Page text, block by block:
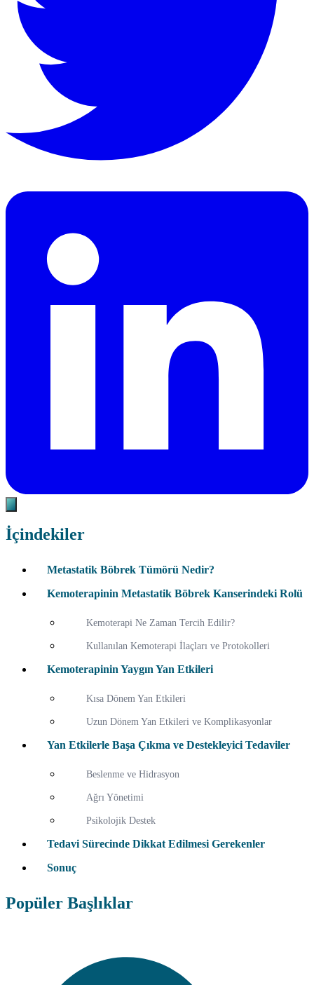
İçindekiler
Metastatik Böbrek Tümörü Nedir?
Kemoterapinin Metastatik Böbrek Kanserindeki Rolü
Kemoterapi Ne Zaman Tercih Edilir?
Kullanılan Kemoterapi İlaçları ve Protokolleri
Kemoterapinin Yaygın Yan Etkileri
Kısa Dönem Yan Etkileri
Uzun Dönem Yan Etkileri ve Komplikasyonlar
Yan Etkilerle Başa Çıkma ve Destekleyici Tedaviler
Beslenme ve Hidrasyon
Ağrı Yönetimi
Psikolojik Destek
Tedavi Sürecinde Dikkat Edilmesi Gerekenler
Sonuç
Popüler Başlıklar